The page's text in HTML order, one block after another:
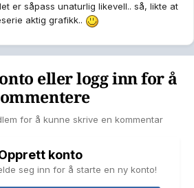
er såpass unaturlig likevell.. så, likte at
aktig grafikk..
eller logg inn for å
for å kunne skrive en kommentar
konto
seg inn for å starte en ny konto!